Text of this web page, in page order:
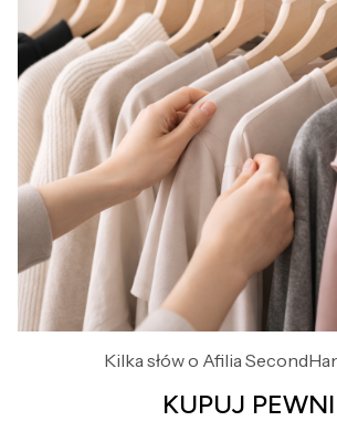
Kilka słów o Afilia
KUPUJ